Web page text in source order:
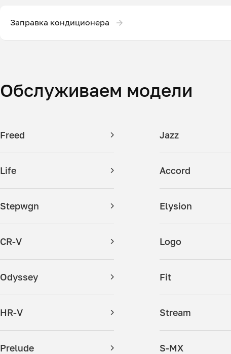
Заправка кондиционера
Обслуживаем модели
Freed Jazz
Life Accord
Stepwgn Elysion
CR-V Logo
Odyssey Fit
HR-V Stream
Prelude S-MX